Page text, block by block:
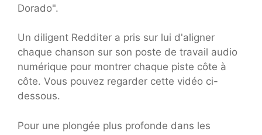
Dorado".
Un diligent Redditer a pris sur lui d'aligner
chaque chanson sur son poste de travail audio
numérique pour montrer chaque piste côte à
côte. Vous pouvez regarder cette vidéo ci-
dessous.
Pour une plongée plus profonde dans les